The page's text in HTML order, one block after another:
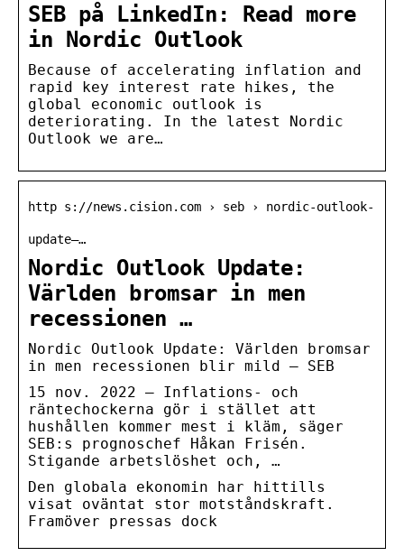
SEB på LinkedIn: Read more
in Nordic Outlook
Because of accelerating inflation and
rapid key interest rate hikes, the
global economic outlook is
deteriorating. In the latest Nordic
Outlook we are…
http s://news.cision.com › seb › nordic-outlook-
update–…
Nordic Outlook Update:
Världen bromsar in men
recessionen …
Nordic Outlook Update: Världen bromsar
in men recessionen blir mild – SEB
15 nov. 2022 — Inflations- och
räntechockerna gör i stället att
hushållen kommer mest i kläm, säger
SEB:s prognoschef Håkan Frisén.
Stigande arbetslöshet och, …
Den globala ekonomin har hittills
visat oväntat stor motståndskraft.
Framöver pressas dock